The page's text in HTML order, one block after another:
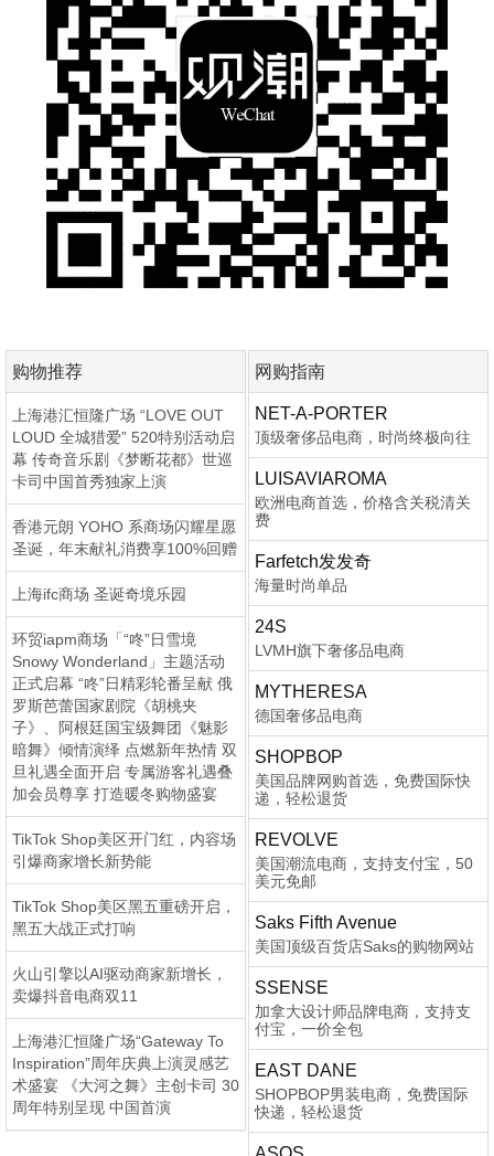
购物推荐
上海港汇恒隆广场 “LOVE OUT
LOUD 全城猎爱” 520特别活动启
幕 传奇音乐剧《梦断花都》世巡
卡司中国首秀独家上演
香港元朗 YOHO 系商场闪耀星愿
圣诞，年末献礼消费享100%回赠
上海ifc商场 圣诞奇境乐园
环贸iapm商场「“咚”日雪境
Snowy Wonderland」主题活动
正式启幕 “咚”日精彩轮番呈献 俄
罗斯芭蕾国家剧院《胡桃夹
子》、阿根廷国宝级舞团《魅影
暗舞》倾情演绎 点燃新年热情 双
旦礼遇全面开启 专属游客礼遇叠
加会员尊享 打造暖冬购物盛宴
TikTok Shop美区开门红，内容场
引爆商家增长新势能
TikTok Shop美区黑五重磅开启，
黑五大战正式打响
火山引擎以AI驱动商家新增长，
卖爆抖音电商双11
上海港汇恒隆广场“Gateway To
Inspiration”周年庆典上演灵感艺
术盛宴 《大河之舞》主创卡司 30
周年特别呈现 中国首演
网购指南
NET-A-PORTER
顶级奢侈品电商，时尚终极向往
LUISAVIAROMA
欧洲电商首选，价格含关税清关
费
Farfetch发发奇
海量时尚单品
24S
LVMH旗下奢侈品电商
MYTHERESA
德国奢侈品电商
SHOPBOP
美国品牌网购首选，免费国际快
递，轻松退货
REVOLVE
美国潮流电商，支持支付宝，50
美元免邮
Saks Fifth Avenue
美国顶级百货店Saks的购物网站
SSENSE
加拿大设计师品牌电商，支持支
付宝，一价全包
EAST DANE
SHOPBOP男装电商，免费国际
快递，轻松退货